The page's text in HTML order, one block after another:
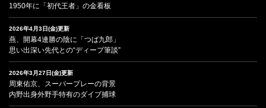
1950年に「初代王者」の金看板
2026年4月3日(金)更新
燕、開幕4連勝の陰に「つば九郎」
思い出深い先代との“ディープ筆談”
2026年3月27日(金)更新
周東佑京、スーパープレーの背景
内野出身外野手特有のダイブ捕球